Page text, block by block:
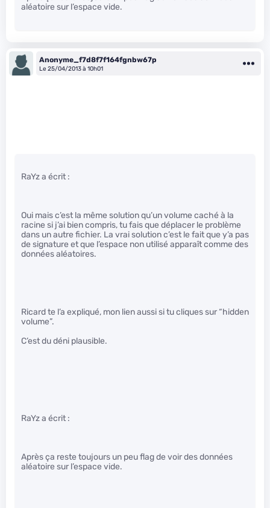
aléatoire sur l’espace vide.
Anonyme_f7d8f7f164fgnbw67p
Le 25/04/2013 à 10h01
RaYz a écrit :
Oui mais c’est la même solution qu’un volume caché à la
racine si j’ai bien compris, tu fais que déplacer le problème
dans un autre fichier. La vrai solution c’est le fait que y’a pas
de signature et que l’espace non utilisé apparaît comme des
données aléatoires.
Ricard te l’a expliqué, mon lien aussi si tu cliques sur “hidden
volume”.
C’est du déni plausible.
RaYz a écrit :
Après ça reste toujours un peu flag de voir des données
aléatoire sur l’espace vide.